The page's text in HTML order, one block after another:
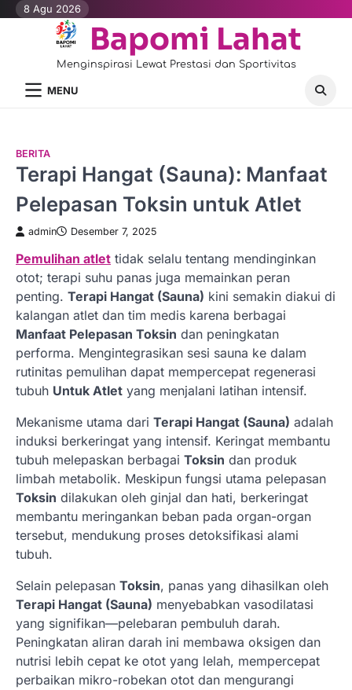
Skip8 Agu 2026
Bapomi Lahat
Menginspirasi Lewat Prestasi dan Sportivitas
MENU
BERITA
Terapi Hangat (Sauna): Manfaat
Pelepasan Toksin untuk Atlet
admin Desember 7, 2025
Pemulihan atlet tidak selalu tentang mendinginkan
otot; terapi suhu panas juga memainkan peran
penting. Terapi Hangat (Sauna) kini semakin diakui di
kalangan atlet dan tim medis karena berbagai
Manfaat Pelepasan Toksin dan peningkatan
performa. Mengintegrasikan sesi sauna ke dalam
rutinitas pemulihan dapat mempercepat regenerasi
tubuh Untuk Atlet yang menjalani latihan intensif.
Mekanisme utama dari Terapi Hangat (Sauna) adalah
induksi berkeringat yang intensif. Keringat membantu
tubuh melepaskan berbagai Toksin dan produk
limbah metabolik. Meskipun fungsi utama pelepasan
Toksin dilakukan oleh ginjal dan hati, berkeringat
membantu meringankan beban pada organ-organ
tersebut, mendukung proses detoksifikasi alami
tubuh.
Selain pelepasan Toksin, panas yang dihasilkan oleh
Terapi Hangat (Sauna) menyebabkan vasodilatasi
yang signifikan—pelebaran pembuluh darah.
Peningkatan aliran darah ini membawa oksigen dan
nutrisi lebih cepat ke otot yang lelah, mempercepat
perbaikan mikro-robekan otot dan mengurangi